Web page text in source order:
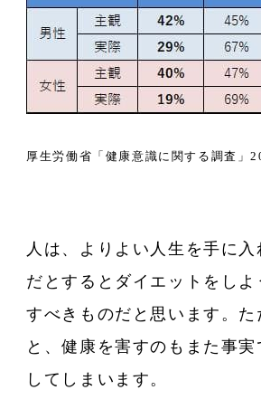
厚生労働省「健康意識に関する調査
人は、よりよい人生を手に
だとするとダイエットをし
すべきものだと思います。
と、健康を害すのもまた事
してしまいます。